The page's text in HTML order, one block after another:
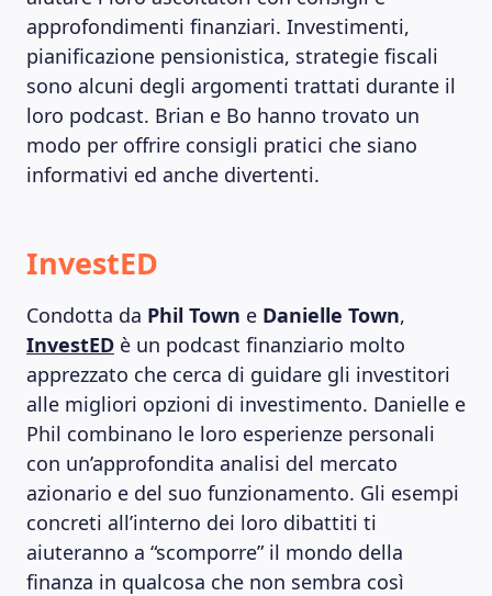
approfondimenti finanziari. Investimenti,
pianificazione pensionistica, strategie fiscali
sono alcuni degli argomenti trattati durante il
loro podcast. Brian e Bo hanno trovato un
modo per offrire consigli pratici che siano
informativi ed anche divertenti.
InvestED
Condotta da Phil Town e Danielle Town,
InvestED è un podcast finanziario molto
apprezzato che cerca di guidare gli investitori
alle migliori opzioni di investimento. Danielle e
Phil combinano le loro esperienze personali
con un’approfondita analisi del mercato
azionario e del suo funzionamento. Gli esempi
concreti all’interno dei loro dibattiti ti
aiuteranno a “scomporre” il mondo della
finanza in qualcosa che non sembra così